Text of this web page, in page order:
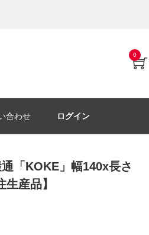
0
合わせ ログイン
「KOKE」幅140x長さ
産品】